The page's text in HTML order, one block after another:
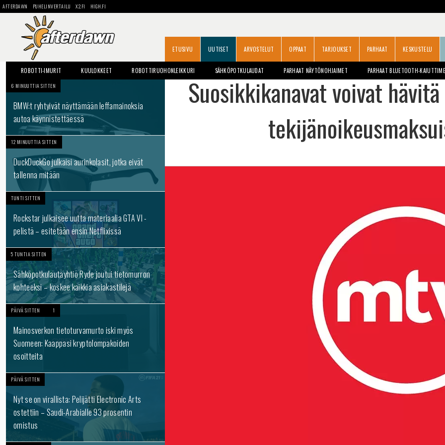
AFTERDAWN PUHELINVERTAILU X2.FI HIGH.FI
ETUSIVU UUTISET ARVOSTELUT OPPAAT TARJOUKSET PARHAAT KESKUSTELU
ROBOTTI-IMURIT KUULOKKEET ROBOTTIRUOHONLEIKKURI SÄHKÖPOTKULAUDAT PARHAAT NÄYTÖNOHJAIMET PARHAAT BLUETOOTH-
6 MINUUTTIA SITTEN
BMW:t ryhtyivät näyttämään leffamainoksia
autoa käynnistettäessä
12 MINUUTTIA SITTEN
DuckDuckGo julkaisi aurinkolasit, jotka eivät
tallenna mitään
TUNTI SITTEN
Rockstar julkaisee uutta materiaalia GTA VI -
pelistä – esitetään ensin Netflixissä
5 TUNTIA SITTEN
Sähköpotkulautayhtiö Ryde joutui tietomurron
kohteeksi – koskee kaikkia asiakastilejä
PÄIVÄ SITTEN 1
Mainosverkon tietoturvamurto iski myös
Suomeen: Kaappasi kryptolompakoiden
osoitteita
PÄIVÄ SITTEN
Nyt se on virallista: Pelijätti Electronic Arts
ostettiin – Saudi-Arabialle 93 prosentin
omistus
Suosikkikanavat voivat